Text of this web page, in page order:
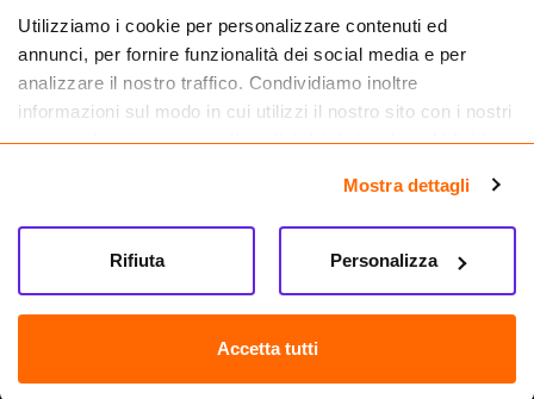
Utilizziamo i cookie per personalizzare contenuti ed
annunci, per fornire funzionalità dei social media e per
analizzare il nostro traffico. Condividiamo inoltre
informazioni sul modo in cui utilizzi il nostro sito con i nostri
partner che si occupano di analisi dei dati web, pubblicità e
informazioni che hai fornito loro o che hanno raccolto dal
tuo utilizzo dei loro servizi.
Mostra dettagli
Accetta tutti
Personalizza
Rifiuta
Farma.it S.a.s. P. IVA 07417261216 REA: NA-884088
CREDITS
Sede legale Via delle Repubbliche Marinare 128, 80147 Napoli